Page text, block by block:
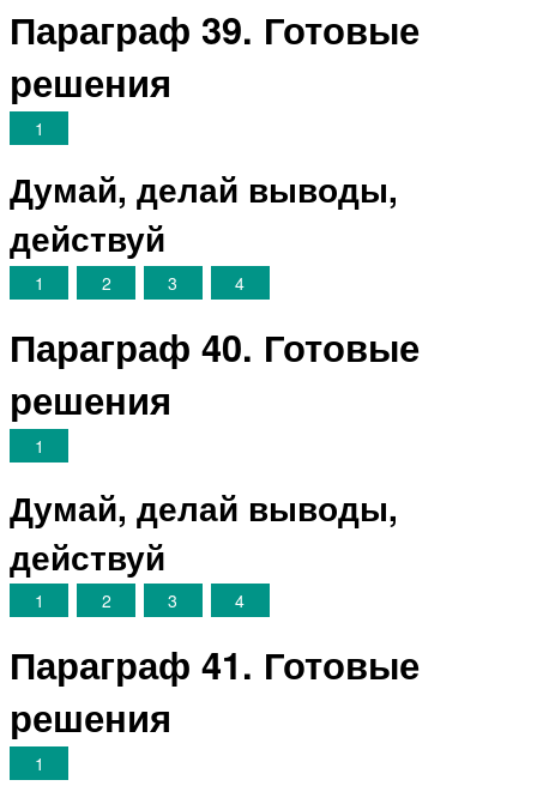
Параграф 39. Готовые
решения
1
Думай, делай выводы,
действуй
1 2 3 4
Параграф 40. Готовые
решения
1
Думай, делай выводы,
действуй
1 2 3 4
Параграф 41. Готовые
решения
1